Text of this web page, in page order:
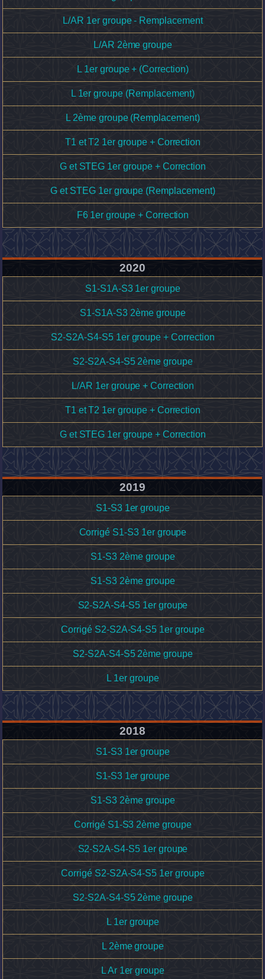
L/AR 1er groupe - Remplacement
L/AR 2ème groupe
L 1er groupe + (Correction)
L 1er groupe (Remplacement)
L 2ème groupe (Remplacement)
T1 et T2 1er groupe + Correction
G et STEG 1er groupe + Correction
G et STEG 1er groupe (Remplacement)
F6 1er groupe + Correction
2020
S1-S1A-S3 1er groupe
S1-S1A-S3 2ème groupe
S2-S2A-S4-S5 1er groupe + Correction
S2-S2A-S4-S5 2ème groupe
L/AR 1er groupe + Correction
T1 et T2 1er groupe + Correction
G et STEG 1er groupe + Correction
2019
S1-S3 1er groupe
Corrigé S1-S3 1er groupe
S1-S3 2ème groupe
S1-S3 2ème groupe
S2-S2A-S4-S5 1er groupe
Corrigé S2-S2A-S4-S5 1er groupe
S2-S2A-S4-S5 2ème groupe
L 1er groupe
2018
S1-S3 1er groupe
S1-S3 1er groupe
S1-S3 2ème groupe
Corrigé S1-S3 2ème groupe
S2-S2A-S4-S5 1er groupe
Corrigé S2-S2A-S4-S5 1er groupe
S2-S2A-S4-S5 2ème groupe
L 1er groupe
L 2ème groupe
L Ar 1er groupe